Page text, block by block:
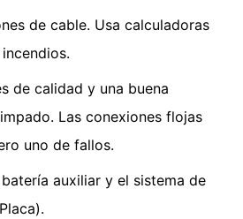
de cable. Usa calculadoras
de calidad y una buena
Las conexiones flojas
uno de fallos.
auxiliar y el sistema de